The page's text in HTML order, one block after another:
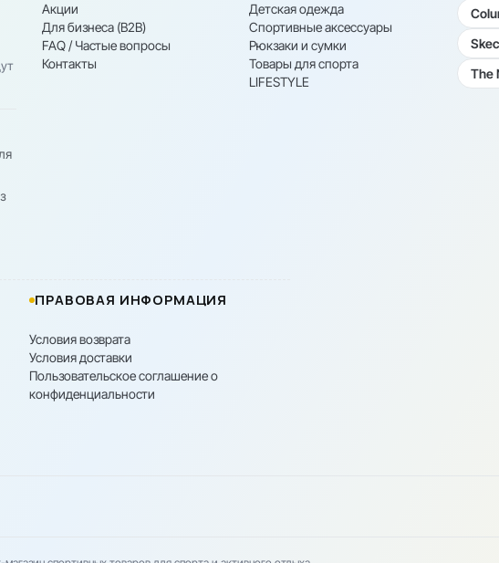
Акции
Для бизнеса (B2B)
FAQ / Частые вопросы
Контакты
Детская одежда
Спортивные аксессуары
Рюкзаки и сумки
Товары для спорта
LIFESTYLE
The
ПРАВОВАЯ ИНФОРМАЦИЯ
Условия возврата
Условия доставки
Пользовательское соглашение о
конфиденциальности